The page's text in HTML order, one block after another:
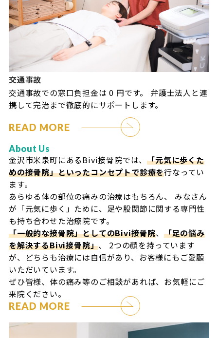
交通事故
交通事故での窓口負担金は 0 円です。 弁護士法人と連
携して完治まで徹底的にサポートします。
READ MORE
About Us
金沢市米泉町にあるBivi接骨院では、「元気に歩くた
めの接骨院」といったコンセプトで診療を行なってい
ます。
あらゆる体の部位の痛みの治療はもちろん、
みなさん
が「元気に歩く」ために、足や股関節に関する専門性
も持ち合わせた治療院です。
「一般的な接骨院」としてのBivi接骨院、 「足の悩み
を解決するBivi接骨院」、
2つの顔を持っています
が、どちらも治療には自信があり、お客様にもご愛顧
いただいています。
ぜひ皆様、体の痛み等のご相談があれば、お気軽にご
来院ください。
READ MORE